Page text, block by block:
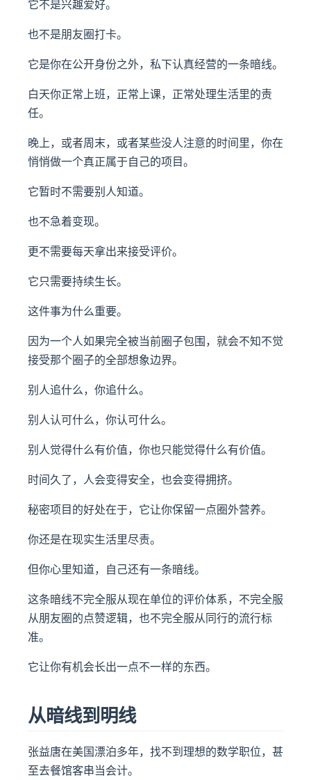
它不是兴趣爱好。
也不是朋友圈打卡。
它是你在公开身份之外，私下认真经营的一条暗线。
白天你正常上班，正常上课，正常处理生活里的责
任。
晚上，或者周末，或者某些没人注意的时间里，你在
悄悄做一个真正属于自己的项目。
它暂时不需要别人知道。
也不急着变现。
更不需要每天拿出来接受评价。
它只需要持续生长。
这件事为什么重要。
因为一个人如果完全被当前圈子包围，就会不知不觉
接受那个圈子的全部想象边界。
别人追什么，你追什么。
别人认可什么，你认可什么。
别人觉得什么有价值，你也只能觉得什么有价值。
时间久了，人会变得安全，也会变得拥挤。
秘密项目的好处在于，它让你保留一点圈外营养。
你还是在现实生活里尽责。
但你心里知道，自己还有一条暗线。
这条暗线不完全服从现在单位的评价体系，不完全服
从朋友圈的点赞逻辑，也不完全服从同行的流行标
准。
它让你有机会长出一点不一样的东西。
从暗线到明线
张益唐在美国漂泊多年，找不到理想的数学职位，甚
至去餐馆客串当会计。